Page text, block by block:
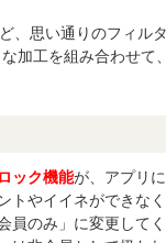
、思い通りのフィル
加工を組み合わせて
ック機能が、アプリ
トやイイネができな
員のみ」に変更してく